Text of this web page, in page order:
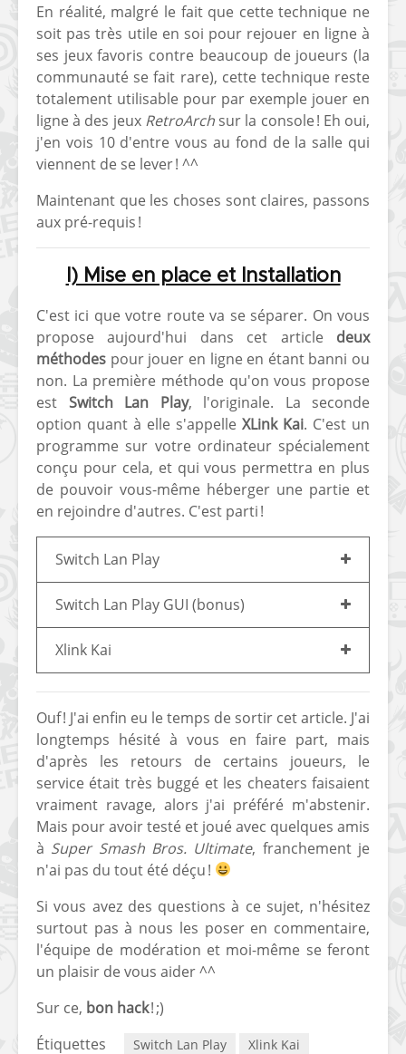
En réalité, malgré le fait que cette technique ne
soit pas très utile en soi pour rejouer en ligne à
ses jeux favoris contre beaucoup de joueurs (la
communauté se fait rare), cette technique reste
totalement utilisable pour par exemple jouer en
ligne à des jeux RetroArchsur la console ! Eh oui,
j'en vois 10 d'entre vous au fond de la salle qui
viennent de se lever ! ^^
Maintenant que les choses sont claires, passons
aux pré-requis !
I) Mise en place et Installation
C'est ici que votre route va se séparer. On vous
propose aujourd'hui dans cet article deux
méthodes pour jouer en ligne en étant banni ou
non. La première méthode qu'on vous propose
est Switch Lan Play, l'originale. La seconde
option quant à elle s'appelle XLink Kai. C'est un
programme sur votre ordinateur spécialement
conçu pour cela, et qui vous permettra en plus
de pouvoir vous-même héberger une partie et
en rejoindre d'autres. C'est parti !
Switch Lan Play
Switch Lan Play GUI (bonus)
Xlink Kai
Ouf ! J'ai enfin eu le temps de sortir cet article. J'ai
longtemps hésité à vous en faire part, mais
d'après les retours de certains joueurs, le
service était très buggé et les cheaters faisaient
vraiment ravage, alors j'ai préféré m'abstenir.
Mais pour avoir testé et joué avec quelques amis
à Super Smash Bros. Ultimate, franchement je
n'ai pas du tout été déçu !
Si vous avez des questions à ce sujet, n'hésitez
surtout pas à nous les poser en commentaire,
l'équipe de modération et moi-même se feront
un plaisir de vous aider ^^
Sur ce, bon hack! ;)
Étiquettes
Switch Lan Play Xlink Kai